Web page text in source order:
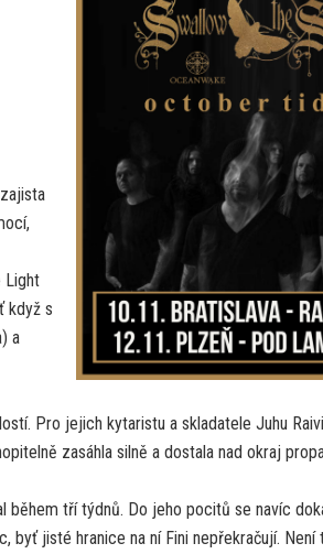
Light
když s
a
Pro jejich kytaristu a skladatele Juhu
zasáhla silně a dostala nad okraj
během tří týdnů. Do jeho pocitů se navíc
byť jisté hranice na ní Fini nepřekračují. Není